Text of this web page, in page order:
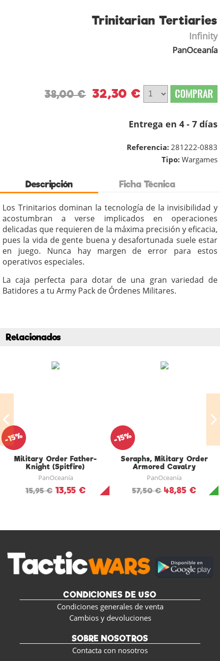
Trinitarian Tertiaries
Infinity
PanOceanía
38,00 € 32,30 € COMPRAR
Entrega en 4 - 7 días
Referencia: 281222-0883
Tipo: Wargames
Descripción Ficha Técnica
Los Trinitarios dominan la tecnología de la invisibilidad y
acostumbran a verse implicados en operaciones
delicadas que requieren de la máxima precisión y eficacia,
pues la vida de gente buena y desafortunada suele estar
en juego. Nunca hay margen de error para estos
operativos especiales.
La caja perfecta para dotar de una gran variedad de
Batidores a tu Army Pack de Órdenes Militares.
Relacionados
Military Order Father-
Knight (Spitfire)
PanOceanía
15,95 € 13,55 €
-15%
Seraphs, Military Order
Armored Cavalry
PanOceanía
57,50 € 48,85 €
-15%
CONDICIONES DE USO
Condiciones generales de venta
Cambios y devoluciones
SOBRE NOSOTROS
Contacta con nosotros